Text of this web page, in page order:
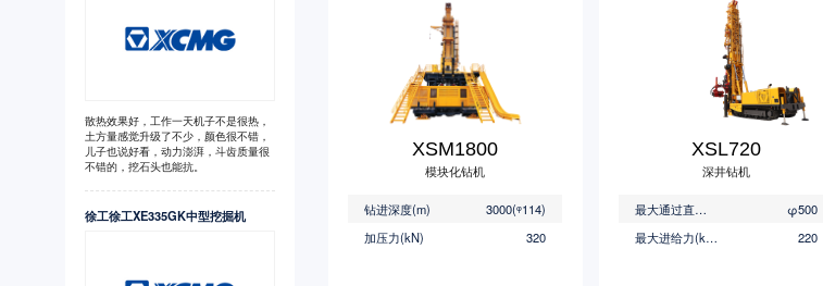
散热效果好，工作一天机子不是很热，
土方量感觉升级了不少，颜色很不错，
儿子也说好看，动力澎湃，斗齿质量很
不错的，挖石头也能抗。
徐工徐工XE335GK中型挖掘机
XSM1800
模块化钻机
钻进深度(m) 3000(ᵠ114)
加压力(kN)
320
XSL720
深井钻机
最大通过直径(mm)
φ500
最大进给力(kN)
220